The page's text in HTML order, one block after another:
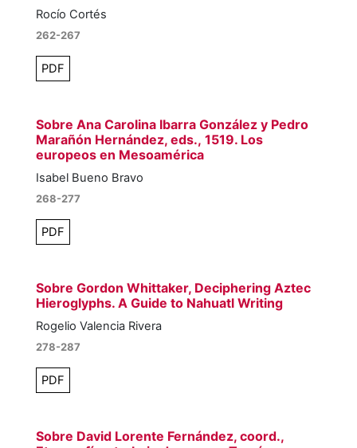
Rocío Cortés
262-267
PDF
Sobre Ana Carolina Ibarra González y Pedro
Marañón Hernández, eds., 1519. Los
europeos en Mesoamérica
Isabel Bueno Bravo
268-277
PDF
Sobre Gordon Whittaker, Deciphering Aztec
Hieroglyphs. A Guide to Nahuatl Writing
Rogelio Valencia Rivera
278-287
PDF
Sobre David Lorente Fernández, coord.,